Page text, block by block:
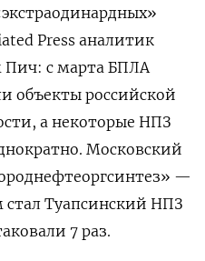
Press аналитик
Пич: с марта БПЛА
объекты российской
а некоторые НПЗ
Московский
—
Туапсинский НПЗ
7 раз.